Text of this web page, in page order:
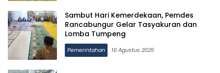
Sambut Hari Kemerdekaan, Pemdes
Rancabungur Gelar Tasyakuran dan
Lomba Tumpeng
Pemerintahan 16 Agustus 2025